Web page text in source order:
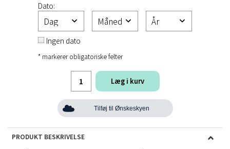
Dato:
Ingen dato
* markerer obligatoriske felter
Læg i kurv
Tilføj til Ønskeskyen
PRODUKT BESKRIVELSE